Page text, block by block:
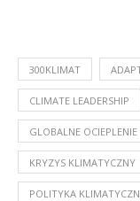
300KLIMAT
CLIMATE LEADERSHIP
GLOBALNE OCIEPLENIE
KRYZYS KLIMATYCZNY
POLITYKA